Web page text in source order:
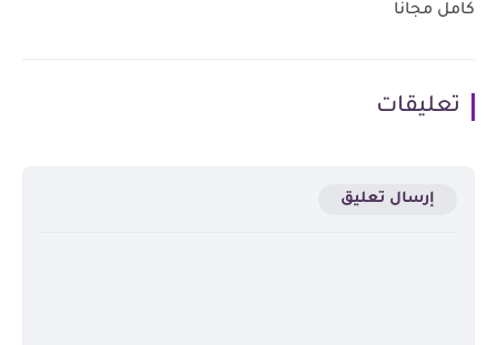
كامل مجانا
تعليقات
إرسال تعليق